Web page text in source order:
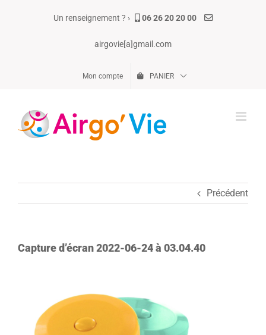
Un renseignement ? › 06 26 20 20 00
airgovie[a]gmail.com
Mon compte PANIER
Précédent
Capture d’écran 2022-06-24 à 03.04.40